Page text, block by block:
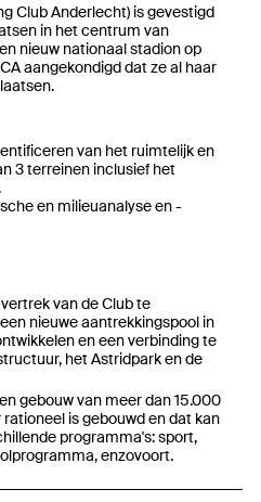
Club Anderlecht) is gevestigd
in het centrum van
nieuw nationaal stadion op
aangekondigd dat ze al haar
van het ruimtelijk en
3 terreinen inclusief het
en milieuanalyse en -
van de Club te
nieuwe aantrekkingspool in
en een verbinding te
het Astridpark en de
gebouw van meer dan 15.000
is gebouwd en dat kan
programma's: sport,
enzovoort.